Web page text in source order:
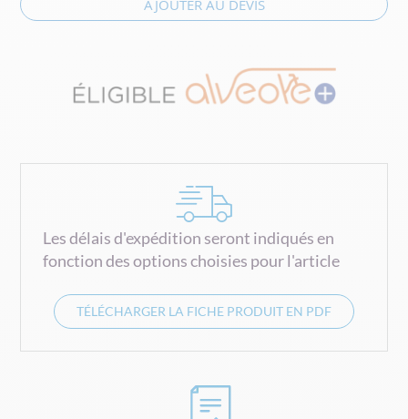
AJOUTER AU DEVIS
Les délais d'expédition seront indiqués en
fonction des options choisies pour l'article
TÉLÉCHARGER LA FICHE PRODUIT EN PDF